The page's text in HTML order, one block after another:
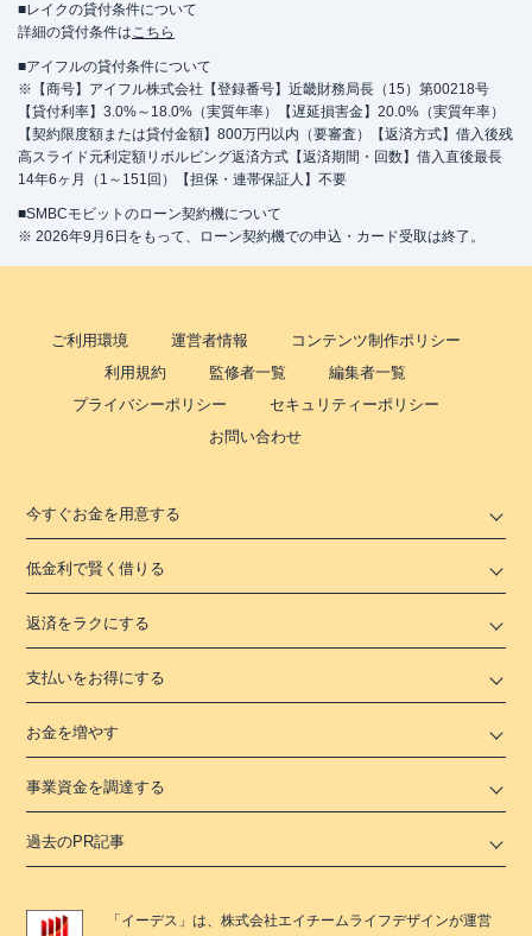
■レイクの貸付条件について
詳細の貸付条件はこちら
■アイフルの貸付条件について
※【商号】アイフル株式会社【登録番号】近畿財務局長（15）第00218号
【貸付利率】3.0%～18.0%（実質年率）【遅延損害金】20.0%（実質年率）
【契約限度額または貸付金額】800万円以内（要審査）【返済方式】借入後残
高スライド元利定額リボルビング返済方式【返済期間・回数】借入直後最長
14年6ヶ月（1～151回）【担保・連帯保証人】不要
■SMBCモビットのローン契約機について
※ 2026年9月6日をもって、ローン契約機での申込・カード受取は終了。
ご利用環境 運営者情報
コンテンツ制作ポリシー
利用規約
監修者一覧
編集者一覧
プライバシーポリシー
セキュリティーポリシー
お問い合わせ
今すぐお金を用意する
低金利で賢く借りる
返済をラクにする
支払いをお得にする
お金を増やす
事業資金を調達する
過去のPR記事
「 イーデス 」は、株式会社エイチームライフデザインが運営